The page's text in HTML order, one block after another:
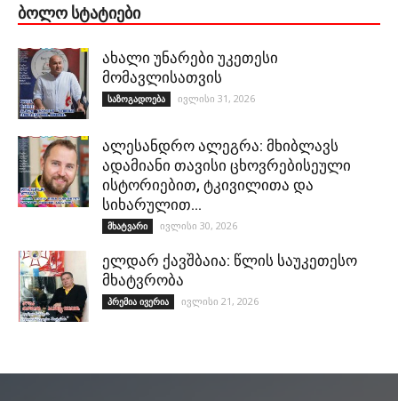
ᲑᲝᲚᲝ ᲡᲢᲐᲢᲘᲔᲑᲘ
ახალი უნარები უკეთესი
მომავლისათვის
საზოგადოება ივლისი 31, 2026
ალესანდრო ალეგრა: მხიბლავს
ადამიანი თავისი ცხოვრებისეული
ისტორიებით, ტკივილითა და
სიხარულით…
მხატვარი ივლისი 30, 2026
ელდარ ქავშბაია: წლის საუკეთესო
მხატვრობა
პრემია ივერია ივლისი 21, 2026